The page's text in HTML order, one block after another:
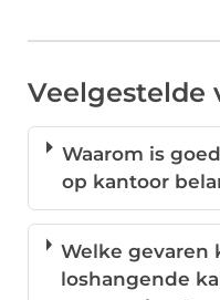
Veelgestelde
Waarom is
op kantoor
Welke gevaren
loshangende